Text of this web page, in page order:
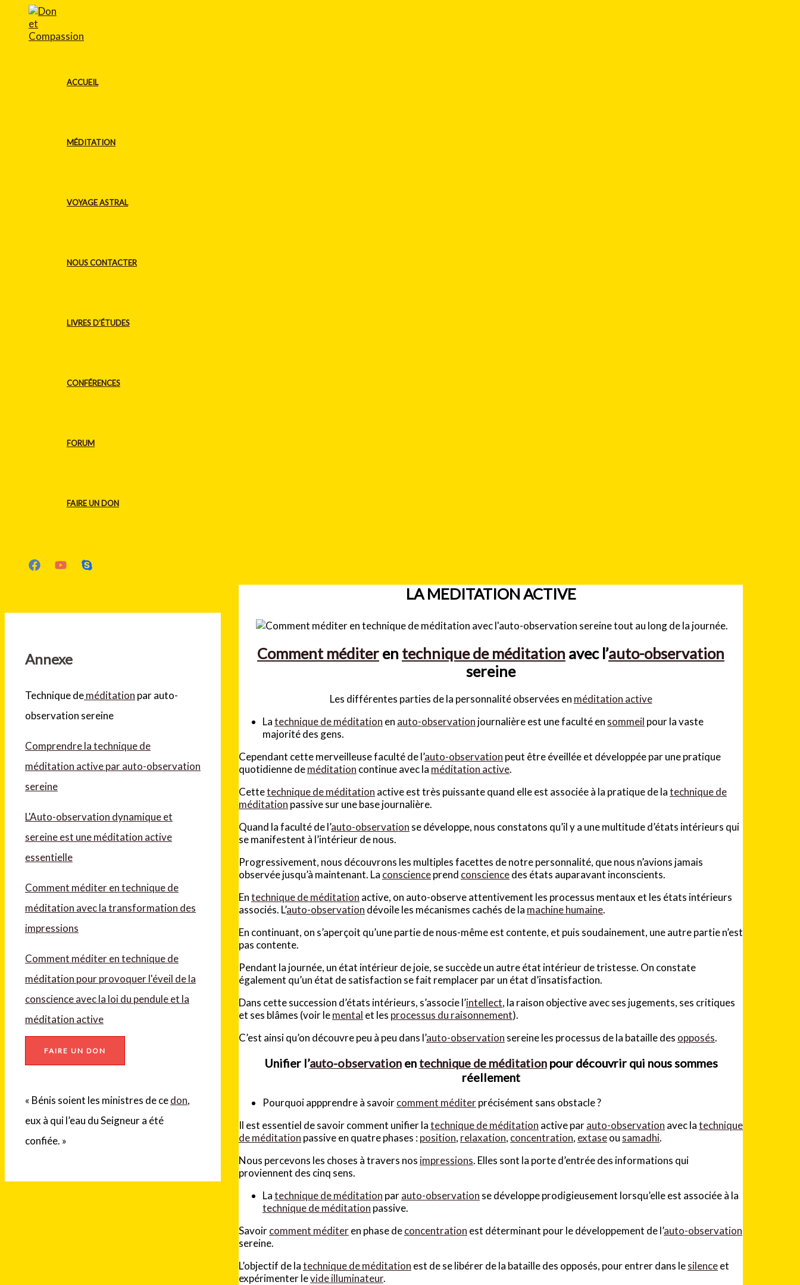
contenu
ACCUEIL
MÉDITATION
VOYAGE ASTRAL
NOUS CONTACTER
LIVRES D’ÉTUDES
CONFÉRENCES
FORUM
FAIRE UN DON
Annexe
Technique deméditation par auto-
observation sereine
Comprendre la technique de
méditation active par auto-observation
sereine
L'Auto-observation dynamique et
sereine est une méditation active
essentielle
Comment méditer en technique de
méditation avec la transformation des
impressions
Comment méditer en technique de
méditation pour provoquer l'éveil de la
conscience avec la loi du pendule et la
méditation active
FAIRE UN DON
« Bénis soient les ministres de cedon,
eux à qui l’eau du Seigneur a été
confiée. »
LA MEDITATION ACTIVE
Comment méditer en technique de méditation avec l’auto-observation
sereine
Les différentes parties de la personnalité observées en méditation active
Latechnique de méditation en auto-observation journalière est une faculté en sommeil pour la vaste
majorité des gens.
Cependant cette merveilleuse faculté de l’auto-observation peut être éveillée et développée par une pratique
quotidienne deméditation continue avec la méditation active.
Cettetechnique de méditation active est très puissante quand elle est associée à la pratique de latechnique de
méditation passive sur une base journalière.
Quand la faculté de l’auto-observation se développe, nous constatons qu’il y a une multitude d’états intérieurs qui
se manifestent à l’intérieur de nous.
Progressivement, nous découvrons les multiples facettes de notre personnalité, que nous n’avions jamais
observée jusqu’à maintenant. La conscienceprend consciencedes états auparavant inconscients.
Entechnique de méditation active, on auto-observe attentivement les processus mentaux et les états intérieurs
associés. L’auto-observation dévoile les mécanismes cachés de la machine humaine.
En continuant, on s’aperçoit qu’une partie de nous-même est contente, et puis soudainement, une autre partie n’est
pas contente.
Pendant la journée, un état intérieur de joie, se succède un autre état intérieur de tristesse. On constate
également qu’un état de satisfaction se fait remplacer par un état d’insatisfaction.
Dans cette succession d’états intérieurs, s’associe l’intellect, la raison objective avec ses jugements, ses critiques
et ses blâmes (voir lemental et les processus du raisonnement).
C’est ainsi qu’on découvre peu à peu dans l’auto-observation sereine les processus de la bataille des opposés.
Unifier l’auto-observationen technique de méditationpour découvrir qui nous sommes
réellement
Pourquoi appprendre à savoircomment méditerprécisément sans obstacle ?
Il est essentiel de savoir comment unifier latechnique de méditation active parauto-observation avec latechnique
de méditation passive en quatre phases :position, relaxation, concentration, extaseou samadhi.
Nous percevons les choses à travers nos impressions. Elles sont la porte d’entrée des informations qui
proviennent des cinq sens.
Latechnique de méditation parauto-observation se développe prodigieusement lorsqu’elle est associée à la
technique de méditation passive.
Savoircomment méditeren phase deconcentration est déterminant pour le développement de l’auto-observation
sereine.
L’objectif de latechnique de méditation est de se libérer de la bataille des opposés, pour entrer dans lesilenceet
expérimenter levide illuminateur.